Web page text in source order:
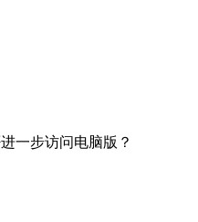
一步访问电脑版？